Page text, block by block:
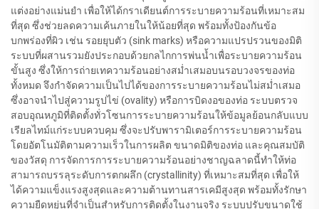
แต่งอย่างแม่นยำ เพื่อให้ได้กราเดียนต์การระบายความร้อนที่เหมาะสม
ที่สุด ซึ่งช่วยลดความเค้นภายในให้น้อยที่สุด พร้อมทั้งป้องกันข้อ
บกพร่องที่ผิว เช่น รอยยุบตัว (sink marks) หรือความแปรปรวนของมิติ
ระบบที่ผสานรวมยังประกอบด้วยกลไกการพ่นน้ำเพื่อระบายความร้อน
ขั้นสูง ซึ่งให้การถ่ายเทความร้อนอย่างสม่ำเสมอบนรอบวงจรของท่อ
ทั้งหมด จึงกำจัดความเป็นไปได้ของการระบายความร้อนไม่สม่ำเสมอ
ซึ่งอาจนำไปสู่ความรูปไข่ (ovality) หรือการบิดงอของท่อ ระบบตรวจ
สอบอุณหภูมิที่ติดตั้งทั่วโซนการระบายความร้อนให้ข้อมูลย้อนกลับแบบ
เรียลไทม์แก่ระบบควบคุม ซึ่งจะปรับพารามิเตอร์การระบายความร้อน
โดยอัตโนมัติตามความเร็วในการผลิต ขนาดมิติของท่อ และคุณสมบัติ
ของวัสดุ การจัดการการระบายความร้อนอย่างชาญฉลาดนี้ทำให้ท่อ
สามารถบรรลุระดับการตกผลึก (crystallinity) ที่เหมาะสมที่สุด เพื่อให้
ได้ความแข็งแรงสูงสุดและความต้านทานสารเคมีสูงสุด พร้อมทั้งรักษา
ความยืดหยุ่นที่จำเป็นสำหรับการติดตั้งในงานจริง ระบบปรับขนาดใช้